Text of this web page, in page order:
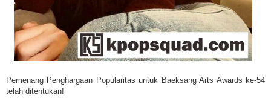
Pemenang Penghargaan Popularitas untuk Baeksang Arts Awards ke-54
telah ditentukan!